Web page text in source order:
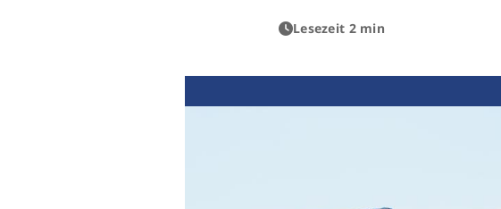
Lesezeit 2 min